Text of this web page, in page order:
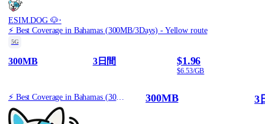
ESIM.DOG 🐶·
⚡️ Best Coverage in Bahamas (300MB/3Days) - Yellow route
5G
300MB 3日間 $1.96
$6.53/GB
⚡️ Best Coverage in Bahamas (300MB/3Days) - Yellow route 300MB 3